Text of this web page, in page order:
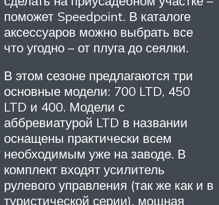
поможет Speedpoint. В каталоге
аксессуаров можно выбрать все
что угодно – от плуга до сеялки.
В этом сезоне предлагаются три
основные модели: 700 LTD, 450
LTD и 400. Модели с
аббревиатурой LTD в названии
оснащены практически всем
необходимым уже на заводе. В
комплект входят усилитель
рулевого управления (так же как и в
туристической серии), мощная